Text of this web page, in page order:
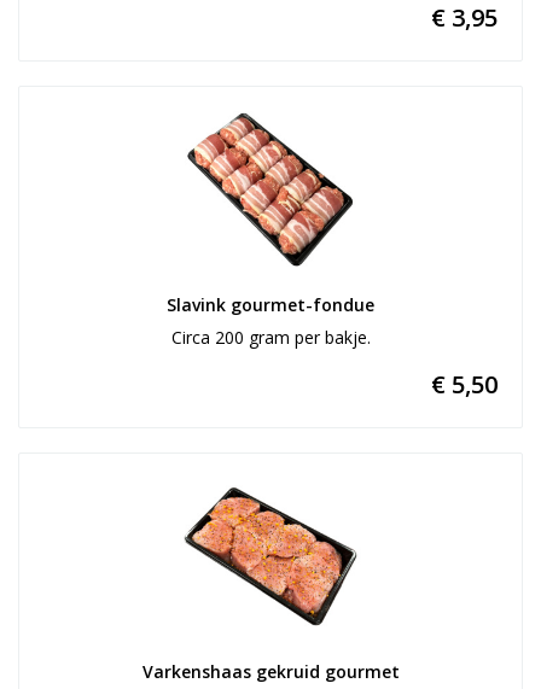
€ 3,95
Slavink gourmet-fondue
Circa 200 gram per bakje.
€ 5,50
Varkenshaas gekruid gourmet